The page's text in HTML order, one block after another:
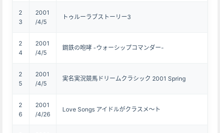
2
3
2001
/4/5
トゥルーラブストーリー3
2
4
2001
/4/5
鋼鉄の咆哮 -ウォーシップコマンダー-
2
5
2001
/4/5
実名実況競馬ドリームクラシック 2001 Spring
2
6
2001
/4/26
Love Songs アイドルがクラスメ～ト